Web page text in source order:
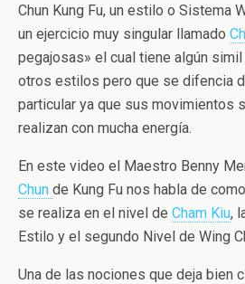
Chun Kung Fu, un estilo o Sistema
un ejercicio muy singular llamado
pegajosas» el cual tiene algún
otros estilos pero que se difencia
particular ya que sus movimientos
realizan con mucha energía.
En este video el Maestro Benny
Chun de Kung Fu nos habla de
se realiza en el nivel de Cham Kiu,
Estilo y el segundo Nivel de Wing
Una de las nociones que deja bien